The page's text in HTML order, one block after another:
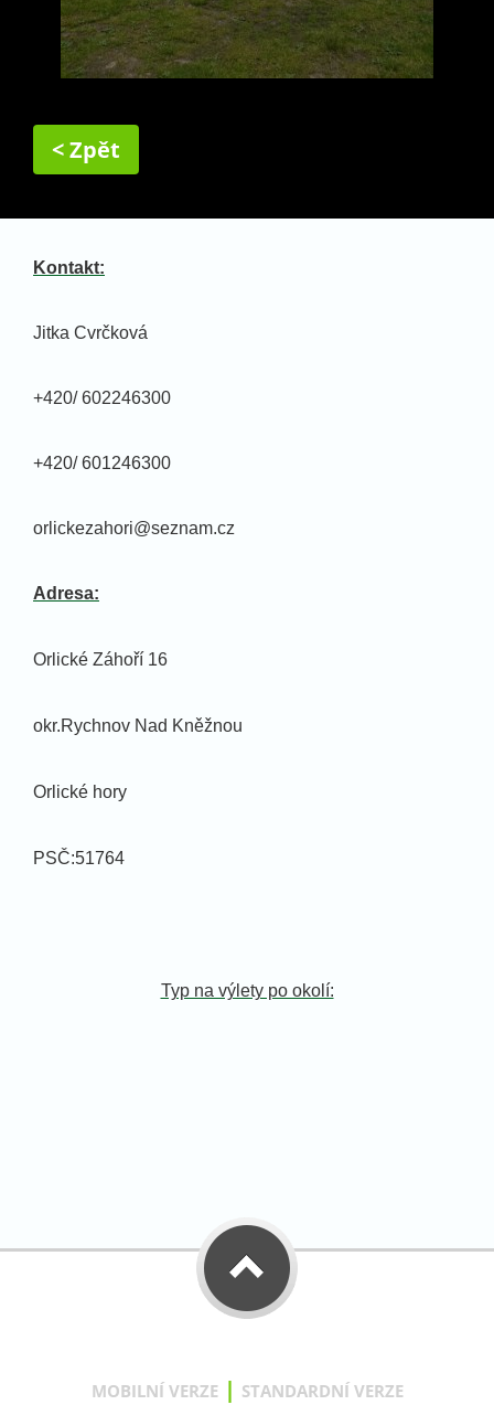
< Zpět
Kontakt:
Jitka Cvrčková
+420/ 602246300
+420/ 601246300
orlickezahori@seznam.cz
Adresa:
Orlické Záhoří 16
okr.Rychnov Nad Kněžnou
Orlické hory
PSČ:51764
Typ na výlety po okolí:
MOBILNÍ VERZE | STANDARDNÍ VERZE